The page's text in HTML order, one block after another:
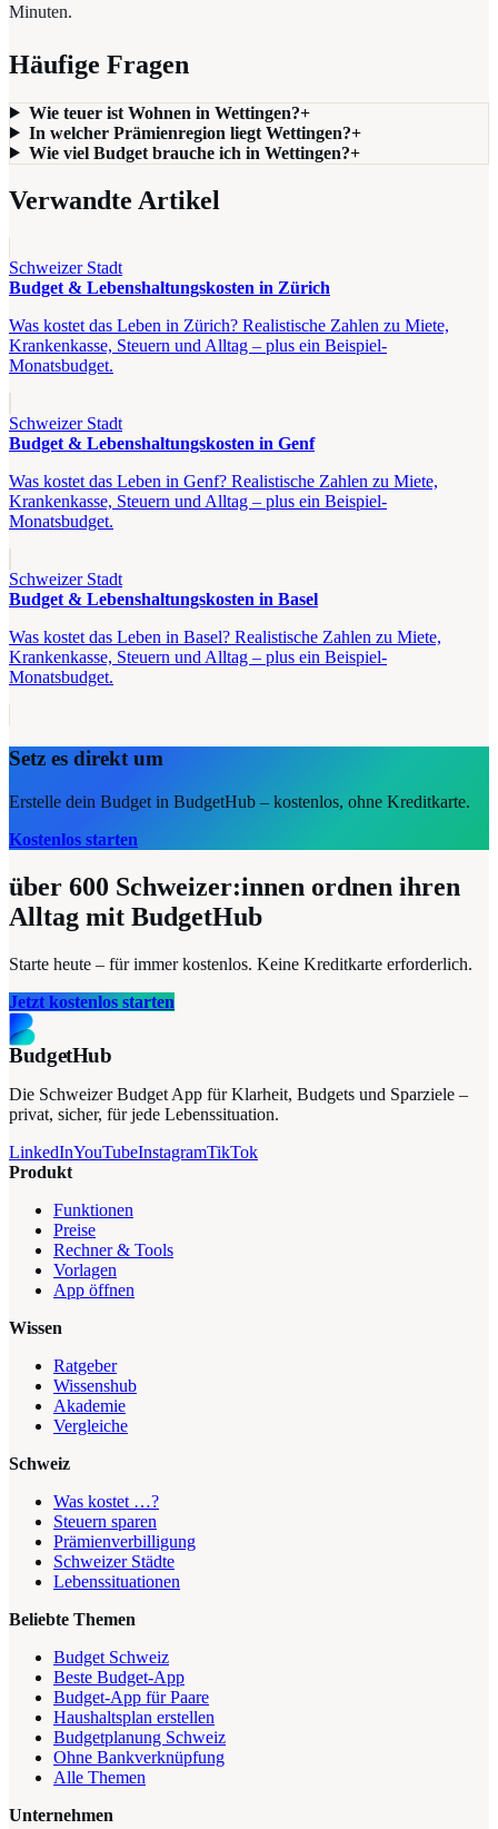
Minuten.
Häufige Fragen
Wie teuer ist Wohnen in Wettingen?+
In welcher Prämienregion liegt Wettingen?+
Wie viel Budget brauche ich in Wettingen?+
Verwandte Artikel
Schweizer Stadt
Budget & Lebenshaltungskosten in Zürich
Was kostet das Leben in Zürich? Realistische Zahlen zu Miete,
Krankenkasse, Steuern und Alltag – plus ein Beispiel-
Monatsbudget.
Schweizer Stadt
Budget & Lebenshaltungskosten in Genf
Was kostet das Leben in Genf? Realistische Zahlen zu Miete,
Krankenkasse, Steuern und Alltag – plus ein Beispiel-
Monatsbudget.
Schweizer Stadt
Budget & Lebenshaltungskosten in Basel
Was kostet das Leben in Basel? Realistische Zahlen zu Miete,
Krankenkasse, Steuern und Alltag – plus ein Beispiel-
Monatsbudget.
Setz es direkt um
Erstelle dein Budget in BudgetHub – kostenlos, ohne Kreditkarte.
Kostenlos starten
über 600 Schweizer:innen ordnen ihren
Alltag mit BudgetHub
Starte heute – für immer kostenlos. Keine Kreditkarte erforderlich.
Jetzt kostenlos starten
BudgetHub
Die Schweizer Budget App für Klarheit, Budgets und Sparziele –
privat, sicher, für jede Lebenssituation.
LinkedInYouTubeInstagramTikTok
Produkt
Funktionen
Preise
Rechner & Tools
Vorlagen
App öffnen
Wissen
Ratgeber
Wissenshub
Akademie
Vergleiche
Schweiz
Was kostet …?
Steuern sparen
Prämienverbilligung
Schweizer Städte
Lebenssituationen
Beliebte Themen
Budget Schweiz
Beste Budget-App
Budget-App für Paare
Haushaltsplan erstellen
Budgetplanung Schweiz
Ohne Bankverknüpfung
Alle Themen
Unternehmen